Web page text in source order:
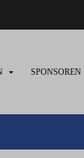
SPONSOREN